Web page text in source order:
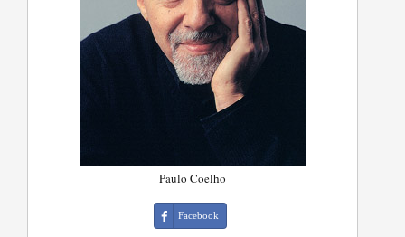
Paulo Coelho
Facebook